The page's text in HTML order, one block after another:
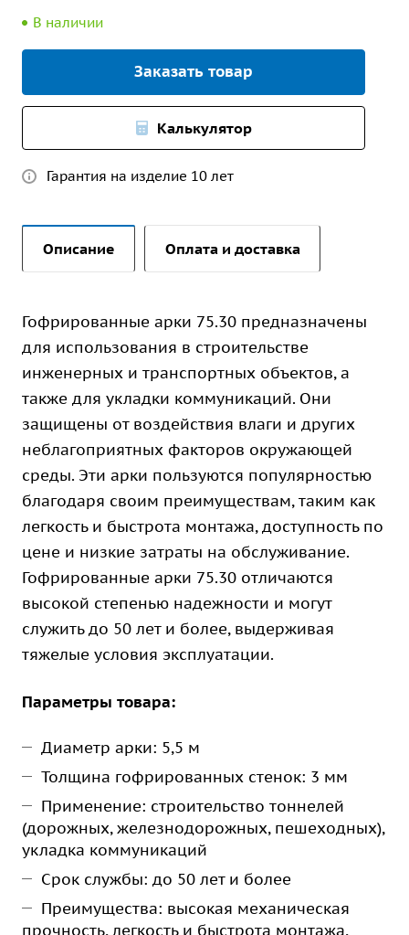
В наличии
Заказать товар
Калькулятор
Гарантия на изделие 10 лет
Описание Оплата и доставка
Гофрированные арки 75.30 предназначены
для использования в строительстве
инженерных и транспортных объектов, а
также для укладки коммуникаций. Они
защищены от воздействия влаги и других
неблагоприятных факторов окружающей
среды. Эти арки пользуются популярностью
благодаря своим преимуществам, таким как
легкость и быстрота монтажа, доступность по
цене и низкие затраты на обслуживание.
Гофрированные арки 75.30 отличаются
высокой степенью надежности и могут
служить до 50 лет и более, выдерживая
тяжелые условия эксплуатации.
Параметры товара:
Диаметр арки: 5,5 м
Толщина гофрированных стенок: 3 мм
Применение: строительство тоннелей
(дорожных, железнодорожных, пешеходных),
укладка коммуникаций
Срок службы: до 50 лет и более
Преимущества: высокая механическая
прочность, легкость и быстрота монтажа,